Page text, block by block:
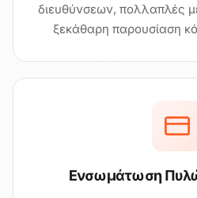
διευθύνσεων, πολλαπλές
ξεκάθαρη παρουσίαση
Ενσωμάτωση